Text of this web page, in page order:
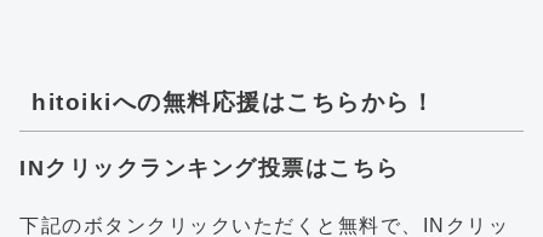
hitoikiへの無料応援はこちらから！
INクリックランキング投票はこちら
下記のボタンクリックいただくと無料で、INクリッ